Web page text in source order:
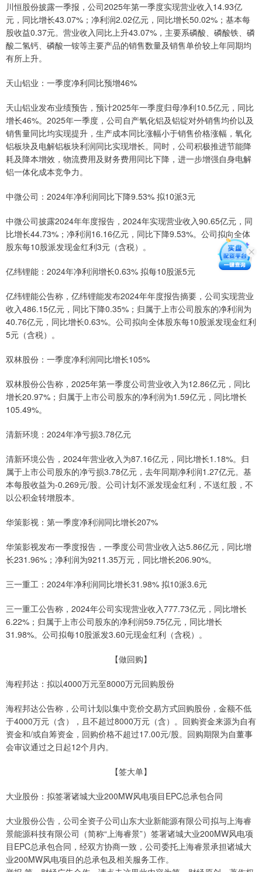
川恒股份披露一季报，公司2025年第一季度实现营业收入14.93亿
元，同比增长43.07%；净利润2.02亿元，同比增长50.02%；基本每
股收益0.37元。营业收入同比上升43.07%，主要系磷酸、磷酸铁、磷
酸二氢钙、磷酸一铵等主要产品的销售数量及销售单价较上年同期均
有所上升。
天山铝业：一季度净利同比预增46%
天山铝业发布业绩预告，预计2025年一季度归母净利10.5亿元，同比
增长46%。2025年一季度，公司自产氧化铝及铝锭对外销售均价以及
销售量同比均实现提升，生产成本同比涨幅小于销售价格涨幅，氧化
铝板块及电解铝板块利润同比实现增长。同时，公司积极推进节能降
耗及降本增效，物流费用及财务费用同比下降，进一步增强自身电解
铝一体化成本竞争力。
中微公司：2024年净利润同比下降9.53% 拟10派3元
中微公司披露2024年年度报告，2024年实现营业收入90.65亿元，同
比增长44.73%；净利润16.16亿元，同比下降9.53%。公司拟向全体
股东每10股派发现金红利3元（含税）。
亿纬锂能：2024年净利润增长0.63% 拟每10股派5元
亿纬锂能公告称，亿纬锂能发布2024年年度报告摘要，公司实现营业
收入486.15亿元，同比下降0.35%；归属于上市公司股东的净利润为
40.76亿元，同比增长0.63%。公司拟向全体股东每10股派发现金红利
5元（含税）。
双林股份：一季度净利润同比增长105%
双林股份公告称，2025年第一季度公司营业收入为12.86亿元，同比
增长20.97%；归属于上市公司股东的净利润为1.59亿元，同比增长
105.49%。
清新环境：2024年净亏损3.78亿元
清新环境公告，2024年营业收入为87.16亿元，同比增长1.18%。归
属于上市公司股东的净亏损3.78亿元，去年同期净利润1.27亿元。基
本每股收益为-0.269元/股。公司计划不派发现金红利，不送红股，不
以公积金转增股本。
华策影视：第一季度净利润同比增长207%
华策影视发布一季度报告，一季度公司营业收入达5.86亿元，同比增
长231.96%；净利润为9211.35万元，同比增长206.90%。
三一重工：2024年净利润同比增长31.98% 拟10派3.6元
三一重工公告称，2024年公司实现营业收入777.73亿元，同比增长
6.22%；归属于上市公司股东的净利润59.75亿元，同比增长
31.98%。公司拟每10股派发3.60元现金红利（含税）。
【做回购】
海程邦达：拟以4000万元至8000万元回购股份
海程邦达公告称，公司计划以集中竞价交易方式回购股份，金额不低
于4000万元（含），且不超过8000万元（含）。回购资金来源为自有
资金和/或自筹资金，回购价格不超过17.00元/股。回购期限为自董事
会审议通过之日起12个月内。
【签大单】
大业股份：拟签署诸城大业200MW风电项目EPC总承包合同
大业股份公告，公司全资子公司山东大业新能源有限公司拟与上海睿
景能源科技有限公司（简称“上海睿景”）签署诸城大业200MW风电项
目EPC总承包合同，经双方协商一致，公司委托上海睿景承担诸城大
业200MW风电项目的总承包及相关服务工作。